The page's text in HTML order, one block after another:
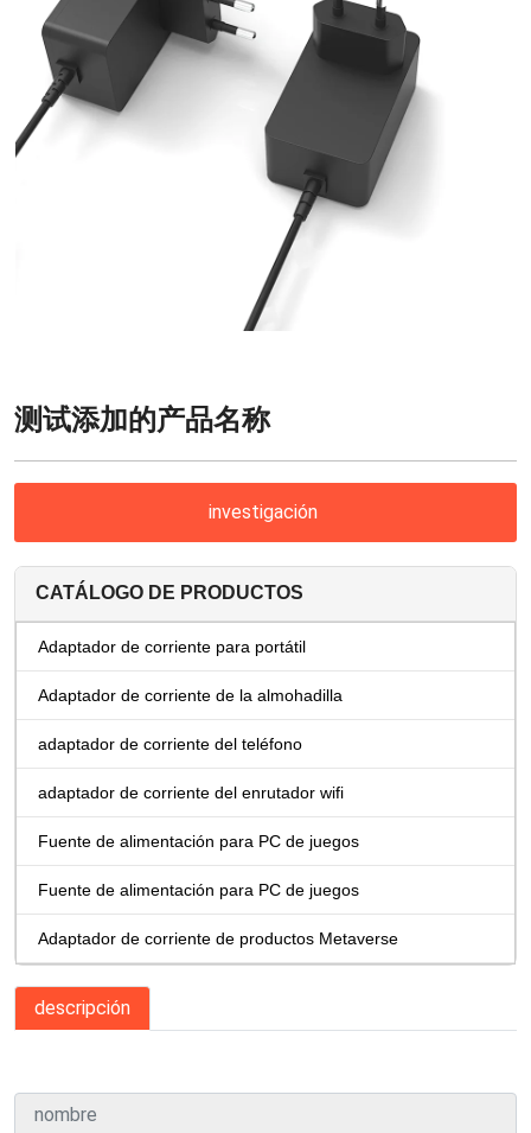
测试添加的产品名称
investigación
CATÁLOGO DE PRODUCTOS
Adaptador de corriente para portátil
Adaptador de corriente de la almohadilla
adaptador de corriente del teléfono
adaptador de corriente del enrutador wifi
Fuente de alimentación para PC de juegos
Fuente de alimentación para PC de juegos
Adaptador de corriente de productos Metaverse
descripción